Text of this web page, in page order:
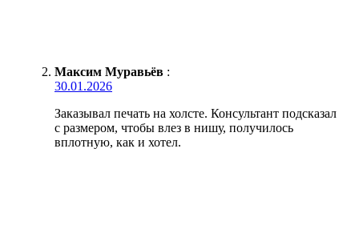
Максим Муравьёв :
30.01.2026
Заказывал печать на холсте. Консультант подсказал
с размером, чтобы влез в нишу, получилось
вплотную, как и хотел.